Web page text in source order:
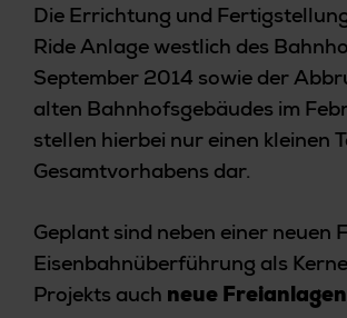
Die Errichtung und
Ride Anlage westlich des
September 2014 sowie der
alten Bahnhofsgebäudes im
stellen hierbei nur einen kleinen
Gesamtvorhabens dar.
Geplant sind neben einer neuen
Eisenbahnüberführung als
Projekts auch neue